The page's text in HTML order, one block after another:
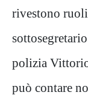
rivestono
polizia
può contare